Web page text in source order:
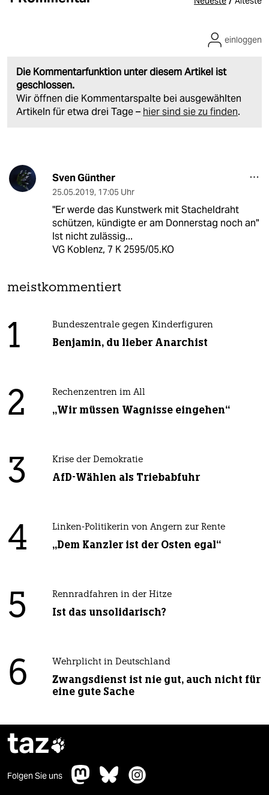
Die Kommentarfunktion unter diesem Artikel ist
geschlossen.
Wir öffnen die Kommentarspalte bei ausgewählten
Artikeln für etwa drei Tage – hier sind sie zu finden.
einloggen
Sven Günther
25.05.2019, 17:05 Uhr
"Er werde das Kunstwerk mit Stacheldraht
schützen, kündigte er am Donnerstag noch an"
Ist nicht zulässig...
VG Koblenz, 7 K 2595/05.KO
meistkommentiert
1 Bundeszentrale gegen Kinderfiguren
Benjamin, du lieber Anarchist
2 Rechenzentren im All
„Wir müssen Wagnisse eingehen“
3 Krise der Demokratie
AfD-Wählen als Triebabfuhr
4 Linken-Politikerin von Angern zur Rente
„Dem Kanzler ist der Osten egal“
5 Rennradfahren in der Hitze
Ist das unsolidarisch?
6 Wehrplicht in Deutschland
Zwangsdienst ist nie gut, auch nicht für
eine gute Sache
taz
Folgen Sie uns